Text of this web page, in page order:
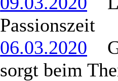
Passionszeit
06.03.2020
sorgt beim